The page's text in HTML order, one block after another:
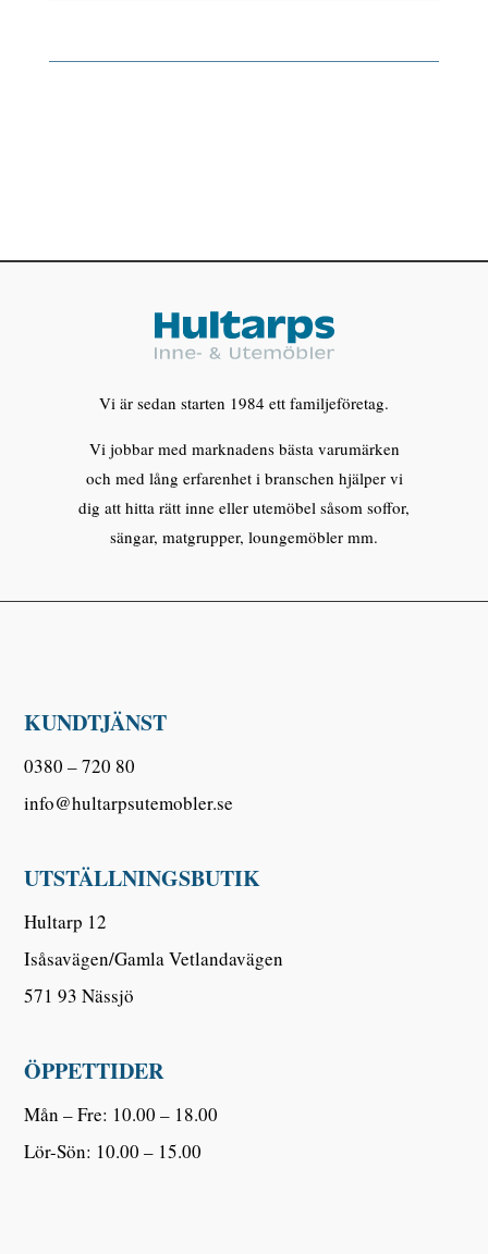
Vi är sedan starten 1984 ett familjeföretag.
Vi jobbar med marknadens bästa varumärken
och med lång erfarenhet i branschen hjälper vi
dig att hitta rätt inne eller utemöbel såsom soffor,
sängar, matgrupper, loungemöbler mm.
KUNDTJÄNST
0380 – 720 80
info@hultarpsutemobler.se
UTSTÄLLNINGSBUTIK
Hultarp 12
Isåsavägen/Gamla Vetlandavägen
571 93 Nässjö
ÖPPETTIDER
Mån – Fre: 10.00 – 18.00
Lör-Sön: 10.00 – 15.00